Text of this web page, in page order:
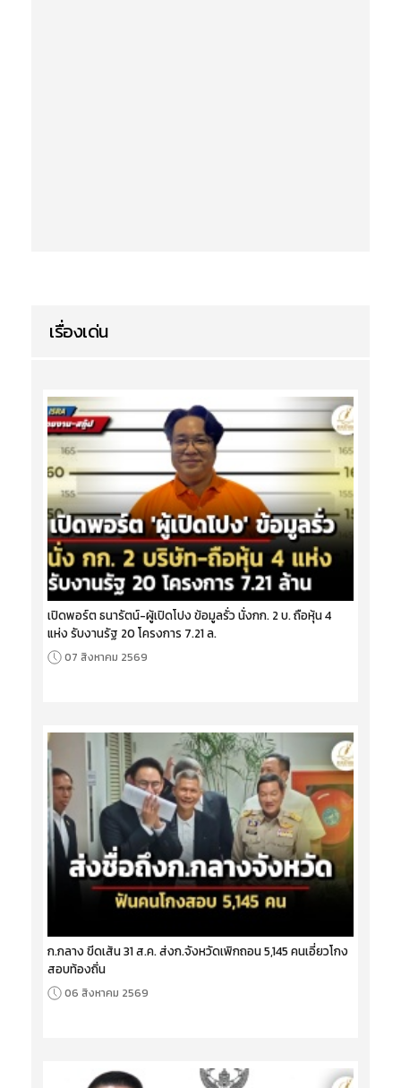
เรื่องเด่น
เปิดพอร์ต ธนารัตน์-ผู้เปิดโปง ข้อมูลรั่ว นั่งกก. 2 บ. ถือหุ้น 4
แห่ง รับงานรัฐ 20 โครงการ 7.21 ล.
07 สิงหาคม 2569
ก.กลาง ขีดเส้น 31 ส.ค. ส่งก.จังหวัดเพิกถอน 5,145 คนเอี่ยวโกง
สอบท้องถิ่น
06 สิงหาคม 2569